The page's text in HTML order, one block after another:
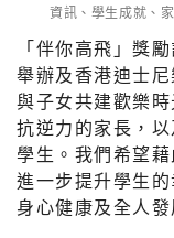
2B
2B
2B
最佳進步獎：2B
資訊 、 學生成就 、
「伴你高飛」獎
舉辦及香港迪士
與子女共建歡樂
抗逆力的家長，
學生。我們希望
進一步提升學生
身心健康及全人發